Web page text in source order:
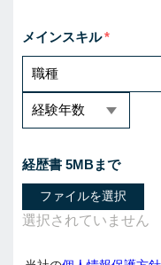
メインスキル
経歴書 5MBまで
ファイルを選択